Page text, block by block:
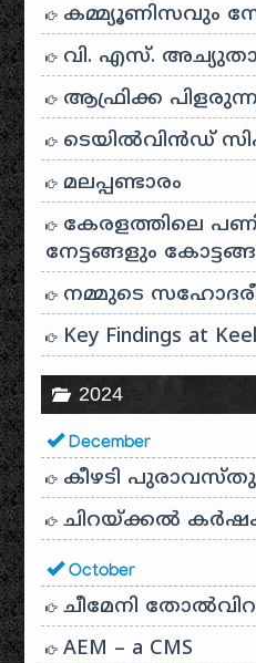
കമ്മ്യൂണിസവും
വി. എസ്.
ആഫ്രിക്ക
ടെയിൽ‌വിൻഡ്
മലപ്പണ്ടാരം
കേരളത്തിലെ
നേട്ടങ്ങളും
നമ്മുടെ
Key Findings at
2024
December
കീഴടി
ചിറയ്ക്കൽ
October
ചീമേനി
AEM – a CMS